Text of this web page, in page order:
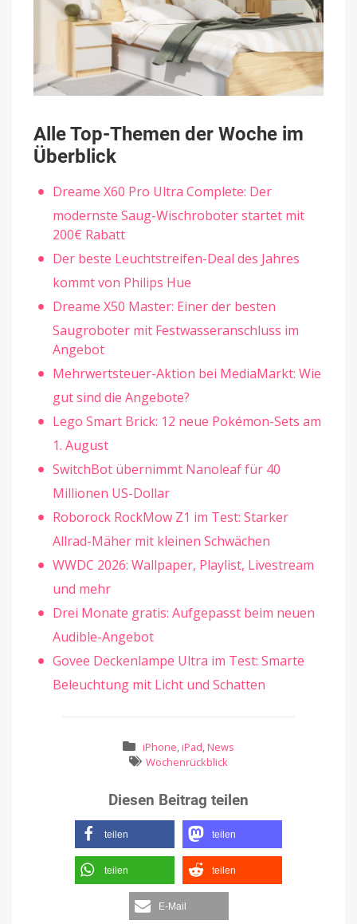
Alle Top-Themen der Woche im
Überblick
Dreame X60 Pro Ultra Complete: Der
modernste Saug-Wischroboter startet mit
200€ Rabatt
Der beste Leuchtstreifen-Deal des Jahres
kommt von Philips Hue
Dreame X50 Master: Einer der besten
Saugroboter mit Festwasseranschluss im
Angebot
Mehrwertsteuer-Aktion bei MediaMarkt: Wie
gut sind die Angebote?
Lego Smart Brick: 12 neue Pokémon-Sets am
1. August
SwitchBot übernimmt Nanoleaf für 40
Millionen US-Dollar
Roborock RockMow Z1 im Test: Starker
Allrad-Mäher mit kleinen Schwächen
WWDC 2026: Wallpaper, Playlist, Livestream
und mehr
Drei Monate gratis: Aufgepasst beim neuen
Audible-Angebot
Govee Deckenlampe Ultra im Test: Smarte
Beleuchtung mit Licht und Schatten
iPhone, iPad, News
Wochenrückblick
Diesen Beitrag teilen
teilen teilen
teilen teilen
E-Mail